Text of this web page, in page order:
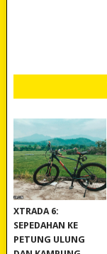
REVIEW POLYGON
XTRADA 6:
SEPEDAHAN KE
PETUNG ULUNG